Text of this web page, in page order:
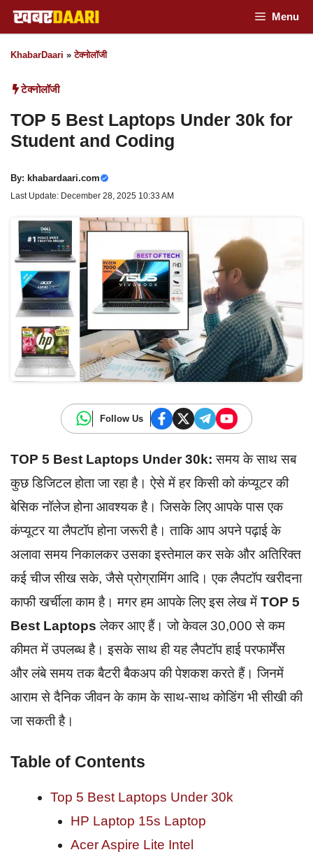
Skip
to
content
Menu
KhabarDaari »टेक्नोलॉजी
टेक्नोलॉजी
TOP 5 Best Laptops Under 30k for
Student and Coding
By: khabardaari.com
Last Update: December 28, 2025 10:33 AM
Follow Us
TOP 5 Best Laptops Under 30k: समय के साथ सब
कुछ डिजिटल होता जा रहा है। ऐसे में हर किसी को कंप्यूटर की
बेसिक नॉलेज होना आवश्यक है। जिसके लिए आपके पास एक
कंप्यूटर या लैपटॉप होना जरूरी है। ताकि आप अपने पढ़ाई के
अलावा समय निकालकर उसका इस्तेमाल कर सके और अतिरिक्त
कई चीज सीख सके, जैसे प्रोग्रामिंग आदि। एक लैपटॉप खरीदना
काफी खर्चीला काम है। मगर हम आपके लिए इस लेख में TOP 5
Best Laptops लेकर आए हैं। जो केवल 30,000 से कम
कीमत में उपलब्ध है। इसके साथ ही यह लैपटॉप हाई परफार्मेंस
और लंबे समय तक बैटरी बैकअप की पेशकश करते हैं। जिनमें
आराम से दैनिक जीवन के काम के साथ-साथ कोडिंग भी सीखी की
जा सकती है।
Table of Contents
Top 5 Best Laptops Under 30k
HP Laptop 15s Laptop
Acer Aspire Lite Intel